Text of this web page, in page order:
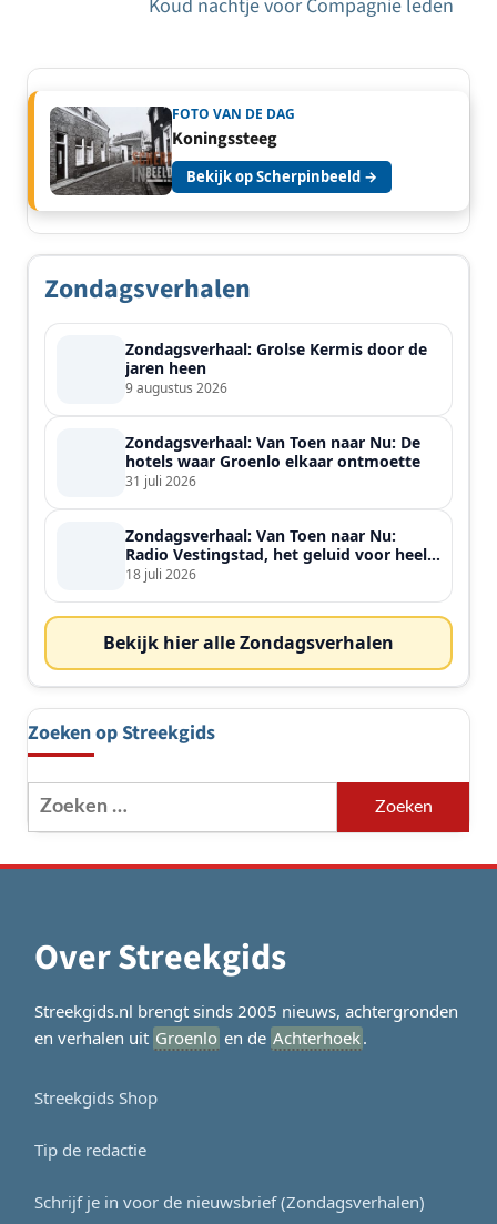
Koud nachtje voor Compagnie leden
FOTO VAN DE DAG
Koningssteeg
Bekijk op Scherpinbeeld →
Zondagsverhalen
Zondagsverhaal: Grolse Kermis door de
jaren heen
9 augustus 2026
Zondagsverhaal: Van Toen naar Nu: De
hotels waar Groenlo elkaar ontmoette
31 juli 2026
Zondagsverhaal: Van Toen naar Nu:
Radio Vestingstad, het geluid voor heel
de streek
18 juli 2026
Bekijk hier alle Zondagsverhalen
Zoeken op Streekgids
Zoeken
naar:
Over Streekgids
Streekgids.nl brengt sinds 2005 nieuws, achtergronden
en verhalen uit Groenlo en de Achterhoek.
Streekgids Shop
Tip de redactie
Schrijf je in voor de nieuwsbrief (Zondagsverhalen)